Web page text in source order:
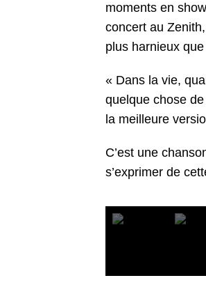
moments en
concert au
plus harnieux
« Dans la vie,
quelque chose
la meilleure
C’est une
s’exprimer de